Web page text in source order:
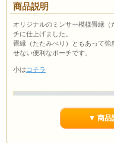
商品説明
オリジナルのミンサー模様畳縁
チに仕上げました。
畳縁（たたみべり）ともあって
せない便利なポーチです。
小は コチラ
▼ 商品